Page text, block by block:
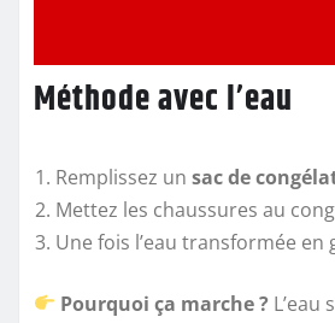
Méthode avec l’eau
Remplissez un sac de
Mettez les chaussures au
Une fois l’eau transformée
Pourquoi ça marche ?